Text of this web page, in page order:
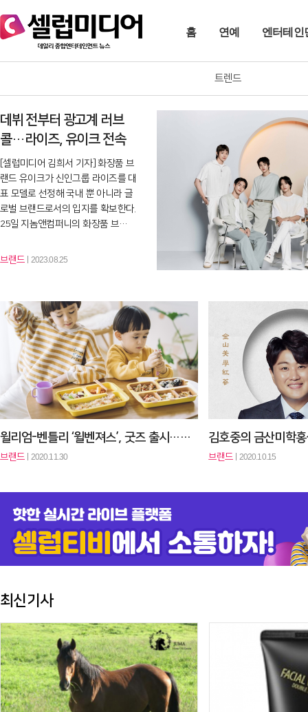
홈 연예 엔터테인
트렌드
데뷔 전부터 광고계 러브
콜…라이즈, 유이크 전속
모델 발탁
[셀럽미디어 김희서 기자] 화장품 브
랜드 유이크가 신인그룹 라이즈를 대
표 모델로 선정해 국내 뿐 아니라 글
로벌 브랜드로서의 입지를 확보한다.
25일 지놈앤컴퍼니의 화장품 브…
브랜드 2023.08.25
윌리엄-벤틀리 ‘윌벤져스’, 굿즈 출시…샘 해밍턴 “안전한 식기 선물하고…
브랜드 2020.11.30 브랜드 2020.10.15
박해진, '치즈 마스크팩' 모델 됐다…화장품 업계 지각변동 예고
브랜드 2020.01.28 브랜드 2019.08.22
감성과 가성비로 재편된 K뷰티 마켓에 美 색조 ‘시티 칼라’ 도전
브랜드 2019.01.22 브랜드 2018.01.30
최신기사